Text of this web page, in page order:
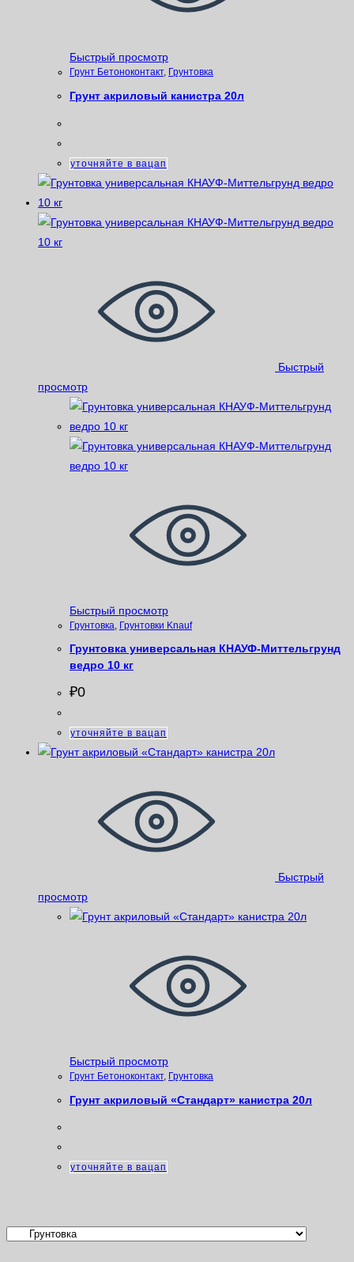
Быстрый просмотр
Грунт Бетоноконтакт, Грунтовка
Грунт акриловый канистра 20л
уточняйте в вацап
Быстрый
просмотр
Быстрый просмотр
Грунтовка Грунтовки Knauf
Грунтовка универсальная КНАУФ-Миттельгрунд
ведро 10 кг
₽0
уточняйте в вацап
Быстрый
просмотр
Быстрый просмотр
Грунт Бетоноконтакт, Грунтовка
Грунт акриловый «Стандарт» канистра 20л
уточняйте в вацап